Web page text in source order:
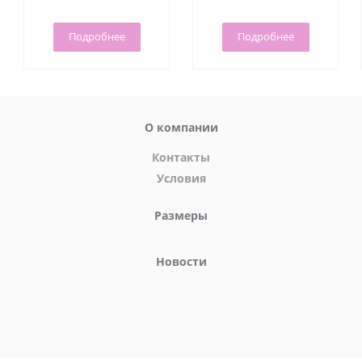
результатом.
Подробнее Подробнее
О компании
Контакты
Условия
Размеры
Новости